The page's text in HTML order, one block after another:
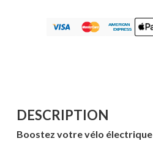
DESCRIPTION
Boostez votre vélo électrique